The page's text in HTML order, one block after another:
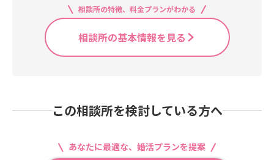
相談所の特徴、料金プランがわかる
相談所の基本情報を見る
この相談所を検討している方へ
あなたに最適な、婚活プランを提案